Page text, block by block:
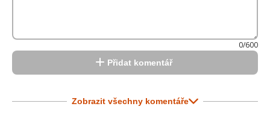
0/600
Přidat komentář
Zobrazit všechny komentáře